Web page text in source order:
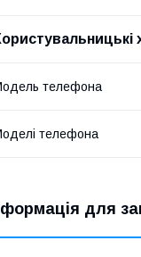
телефона
телефона
для